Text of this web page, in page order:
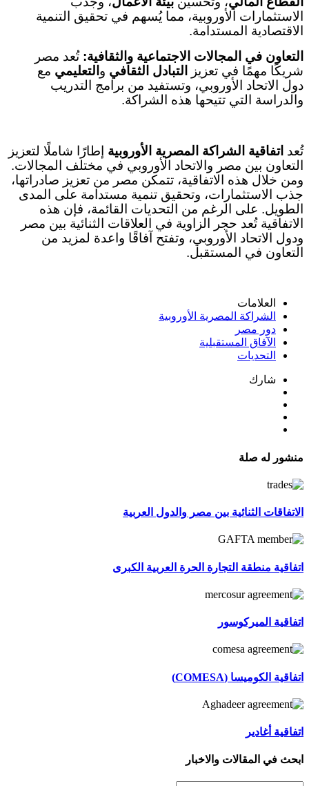
الاستثمارات الأوروبية، مما يُسهم في تحقيق التنمية
الاقتصادية المستدامة.
التعاون في المجالات الاجتماعية والثقافية: تُعد مصر
شريكًا مهمًا في تعزيز
التبادل الثقافي و التعليمي مع
دول الاتحاد الأوروبي، وتستفيد من برامج التدريب
والدراسة التي تتيحها هذه الشراكة.
تُعد اتفاقية الشراكة المصرية الأوروبية إطارًا شاملًا لتعزيز
التعاون بين مصر والاتحاد الأوروبي في مختلف المجالات.
ومن خلال هذه الاتفاقية، تتمكن مصر من تعزيز صادراتها،
جذب الاستثمارات، وتحقيق تنمية مستدامة على المدى
الطويل. على الرغم من التحديات القائمة، فإن هذه
الاتفاقية تُعد حجر الزاوية في العلاقات الثنائية بين مصر
ودول الاتحاد الأوروبي، وتفتح آفاقًا واعدة لمزيد من
التعاون في المستقبل.
العلامات
الشراكة المصرية الأوروبية
دور مصر
الآفاق المستقبلية
التحديات
شارك
منشور له صلة
الاتفاقات الثنائية بين مصر والدول العربية
اتفاقية منطقة التجارة الحرة العربية الكبرى
اتفاقية الميركوسور
اتفاقية الكوميسا (COMESA)
اتفاقية أغادير
ابحث في المقالات والاخبار